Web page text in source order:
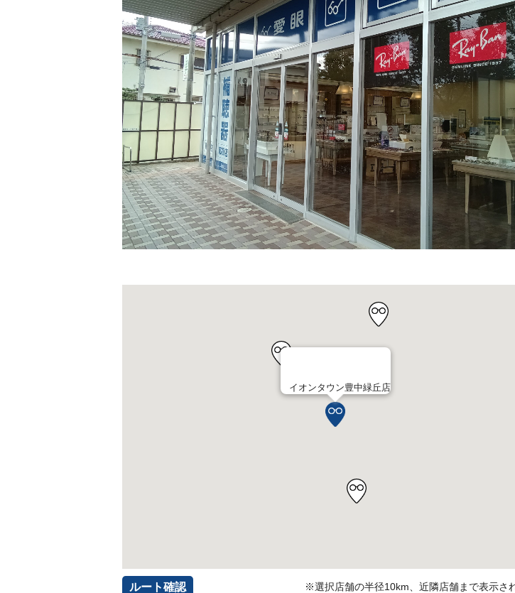
イオンタウン豊中緑丘店
ルート確認 ※選択店舗の半径10km、近隣店舗まで表示さ